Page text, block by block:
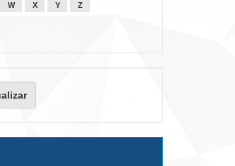
W X Y Z